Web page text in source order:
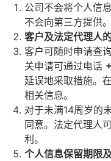
公司不会将个人信
不会向第三方提供。
客户及法定代理人
客户可随时申请查
关申请可通过电话
延误地采取措施。
相关信息。
对于未满14周岁的
同意。法定代理人
利。
个人信息保留期限及